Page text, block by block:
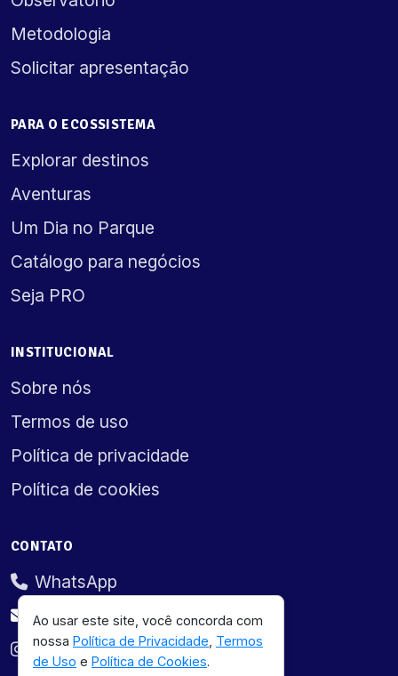
Metodologia
Solicitar apresentação
PARA O ECOSSISTEMA
Explorar destinos
Aventuras
Um Dia no Parque
Catálogo para negócios
Seja PRO
INSTITUCIONAL
Sobre nós
Termos de uso
Política de privacidade
Política de cookies
CONTATO
WhatsApp
oi@oichuy.com.br
@oichuy.ai
Ao usar este site, você concorda com
nossa Política de Privacidade Termos
de Uso e Política de Cookies.